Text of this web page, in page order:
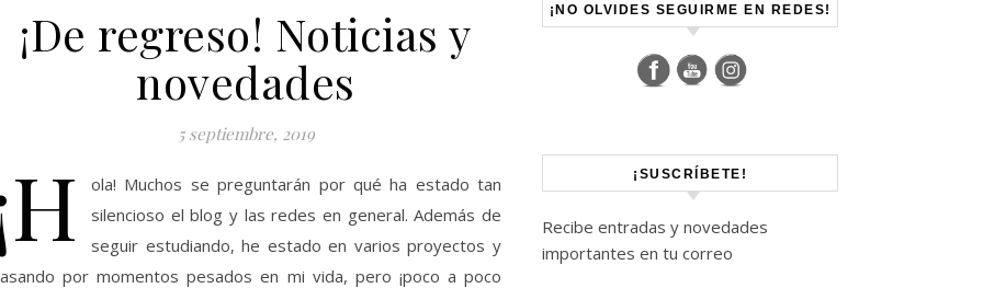
¡De regreso! Noticias y
novedades
5 septiembre, 2019
ola! Muchos se preguntarán por qué ha estado tan
silencioso el blog y las redes en general. Además de
seguir estudiando, he estado en varios proyectos y
por momentos pesados en mi vida, pero ¡poco a poco
¡NO OLVIDES SEGUIRME EN REDES!
Set Youtube Channel ID
¡SUSCRÍBETE!
Recibe entradas y novedades
importantes en tu correo